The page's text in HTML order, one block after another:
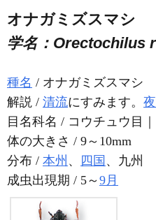
オナガミズスマシ
学名：Orectochilus
種名 / オナガミズスマシ
解説 / 清流にすみます。
目名科名 / コウチュウ目
体の大きさ / 9～10mm
分布 / 本州 、 四国 、九州
成虫出現期 / 5～ 9月